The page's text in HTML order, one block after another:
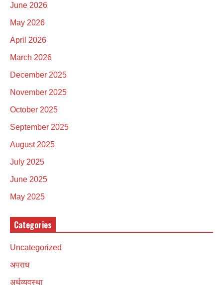
June 2026
May 2026
April 2026
March 2026
December 2025
November 2025
October 2025
September 2025
August 2025
July 2025
June 2025
May 2025
Categories
Uncategorized
अपराध
अर्थव्यवस्था